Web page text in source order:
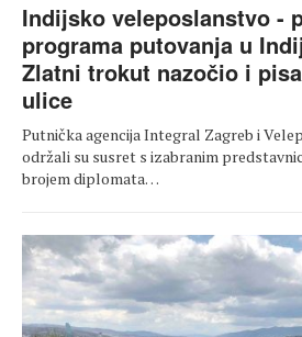
Indijsko veleposlanstvo -
programa putovanja u
Zlatni trokut nazočio i
ulice
Putnička agencija Integral Zagreb i
održali su susret s izabranim
brojem diplomata…